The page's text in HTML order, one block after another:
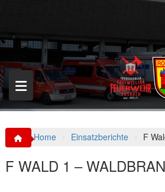
p
o
c
o
n
t
Home Einsatzberichte F
F WALD 1 –